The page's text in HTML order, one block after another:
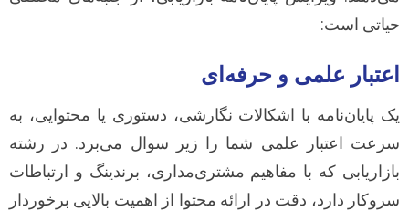
حیاتی است:
اعتبار علمی و حرفه‌ای
یک پایان‌نامه با اشکالات نگارشی، دستوری یا محتوایی، به
سرعت اعتبار علمی شما را زیر سوال می‌برد. در رشته
بازاریابی که با مفاهیم مشتری‌مداری، برندینگ و ارتباطات
سروکار دارد، دقت در ارائه محتوا از اهمیت بالایی برخوردار